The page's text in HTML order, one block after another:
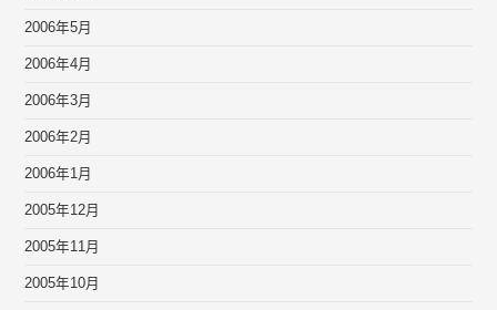
2006年5月
2006年4月
2006年3月
2006年2月
2006年1月
2005年12月
2005年11月
2005年10月